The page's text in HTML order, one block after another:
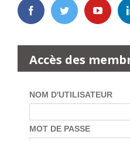
Accès des
NOM D'UTILISATEUR
MOT DE PASSE